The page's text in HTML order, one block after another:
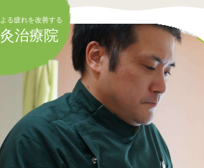
る疲れを改善する
治療院